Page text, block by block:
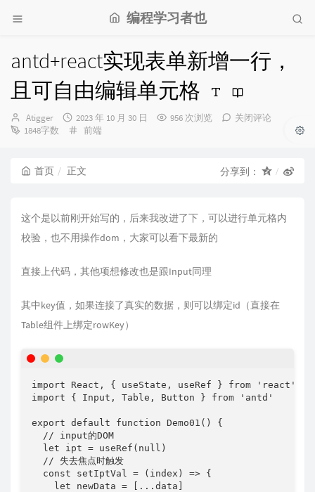
编程学习者也
antd+react实现表单新增一行，
且可自由编辑单元格
博
主：
Atigger
发
布
2023 年 10 月 30 日 956 次浏览
关闭评论
1848字数
分
前端
首页 正文 分享到：
这个是以前刚开始写的，后来我改进了下，可以进行单元格内
校验，也不用操作dom，大家可以看下最新的
直接上代码，其他项想修改也是跟Input同理
其中key值，如果连接了真实的数据，则可以绑定id（直接在
Table组件上绑定rowKey）
import React, { useState, useRef } from 'react'
import { Input, Table, Button } from 'antd'
export default function Demo01() {
  // input的DOM
  let ipt = useRef(null)
  // 失去焦点时触发
  const setIptVal = (index) => {
    let newData = [...data]